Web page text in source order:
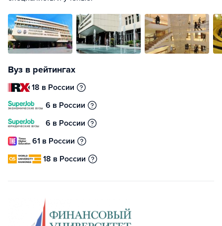
Вуз в рейтингах
18 в России
6 в России
6 в России
61 в России
18 в России